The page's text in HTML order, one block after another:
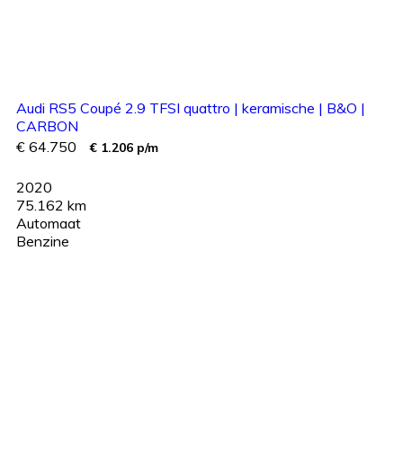
Audi RS5 Coupé 2.9 TFSI quattro | keramische | B&O |
CARBON
€ 64.750
€ 1.206 p/m
2020
75.162 km
Automaat
Benzine